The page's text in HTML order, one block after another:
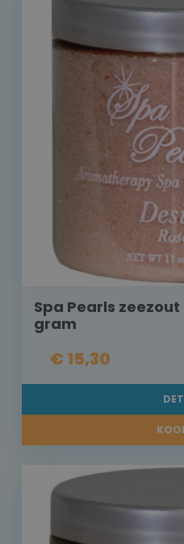
Spa Pearls zeezout
gram
€ 15,30